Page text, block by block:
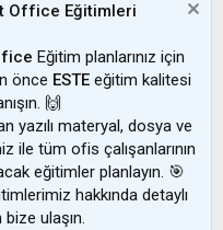
Office Eğitimleri
Eğitim planlarınız için
önce ESTE eğitim kalitesi
🙌
yazılı materyal, dosya ve
ile tüm ofis çalışanlarının
eğitimler planlayın. 🎯
hakkında detaylı
ulaşın.